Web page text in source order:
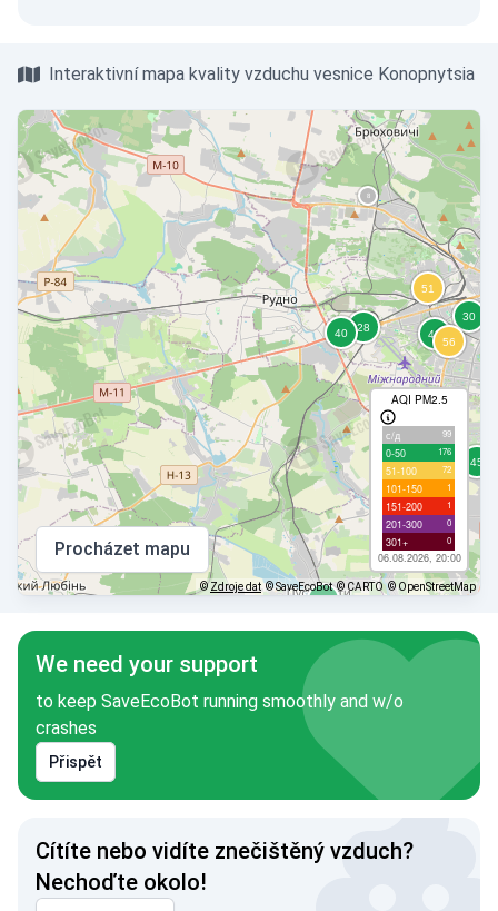
Interaktivní mapa kvality vzduchu vesnice Konopnytsia
AQI PM2.5
с/д 99
0-50 176
51-100 72
101-150 1
151-200 1
201-300 0
301+ 0
06.08.2026, 20:00
Procházet mapu
©Zdroje dat © SaveEcoBot © CARTO © OpenStreetMap
We need your support
to keep SaveEcoBot running smoothly and w/o
crashes
Přispět
Cítíte nebo vidíte znečištěný vzduch?
Nechoďte okolo!